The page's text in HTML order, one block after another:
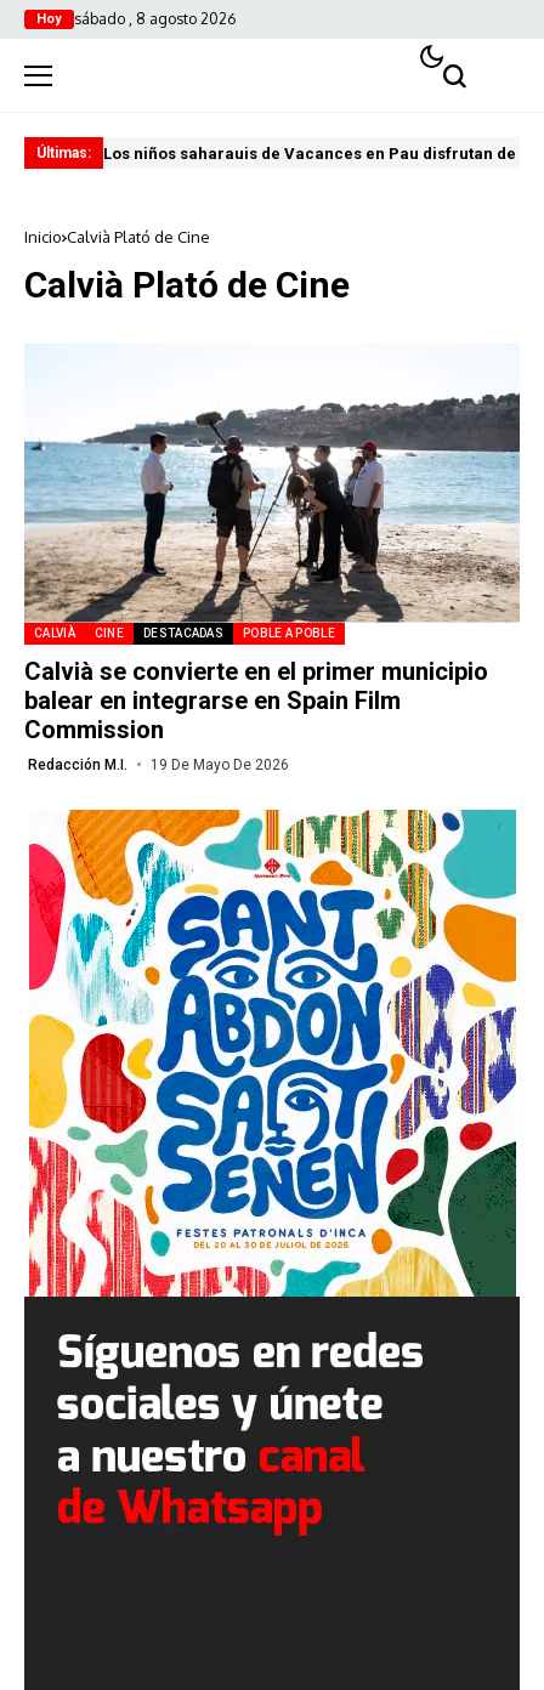
Hoy sábado , 8 agosto 2026
Últimas: Los niños saharauis de Vacances en Pau disfrutan de
Inicio Calvià Plató de Cine
Calvià Plató de Cine
CALVIÀ CINE DESTACADAS POBLE A POBLE
Calvià se convierte en el primer municipio
balear en integrarse en Spain Film
Commission
Redacción M.I. 19 De Mayo De 2026